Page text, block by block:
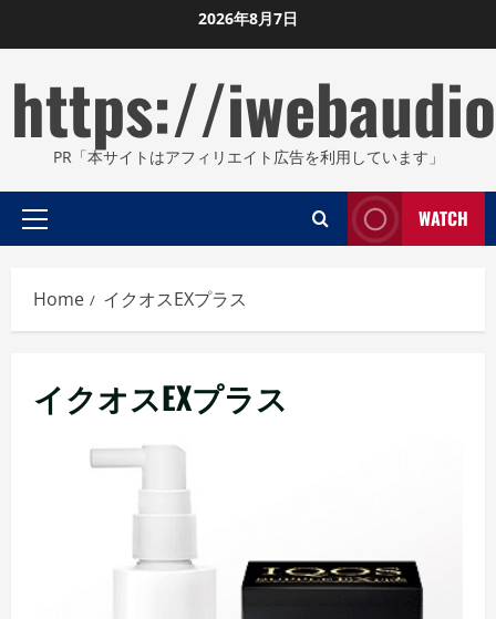
to
2026年8月7日
https://
PR「本サイトはアフィリエイト広告を利用しています」
Primary
WATCH
Home イクオスEXプラス
イクオスEXプラス